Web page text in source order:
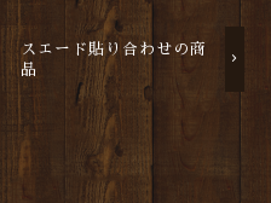
スエード貼り合わせの商
品